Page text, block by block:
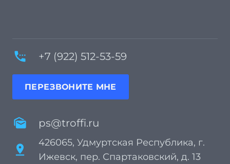
settings_phone +7 (922) 512-53-59
ПЕРЕЗВОНИТЕ МНЕ
mark_as_unread ps@troffi.ru
pin_drop
426065, Удмуртская Республика, г.
Ижевск, пер. Спартаковский, д. 13